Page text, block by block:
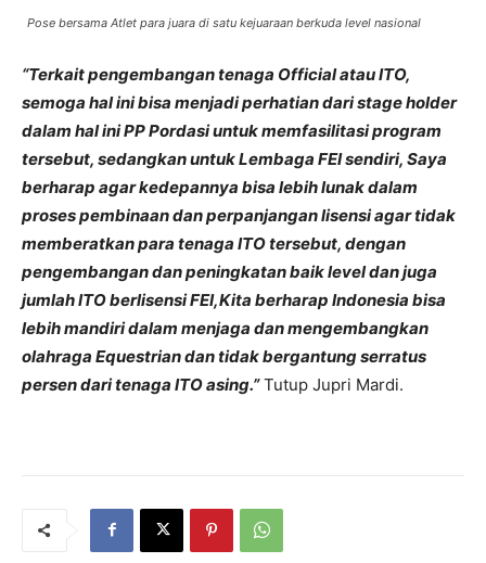
Pose bersama Atlet para juara di satu kejuaraan berkuda level nasional
“Terkait pengembangan tenaga Official atau ITO,
semoga hal ini bisa menjadi perhatian dari stage holder
dalam hal ini PP Pordasi untuk memfasilitasi program
tersebut, sedangkan untuk Lembaga FEI sendiri, Saya
berharap agar kedepannya bisa lebih lunak dalam
proses pembinaan dan perpanjangan lisensi agar tidak
memberatkan para tenaga ITO tersebut, dengan
pengembangan dan peningkatan baik level dan juga
jumlah ITO berlisensi FEI,Kita berharap Indonesia bisa
lebih mandiri dalam menjaga dan mengembangkan
olahraga Equestrian dan tidak bergantung serratus
persen dari tenaga ITO asing.” Tutup Jupri Mardi.